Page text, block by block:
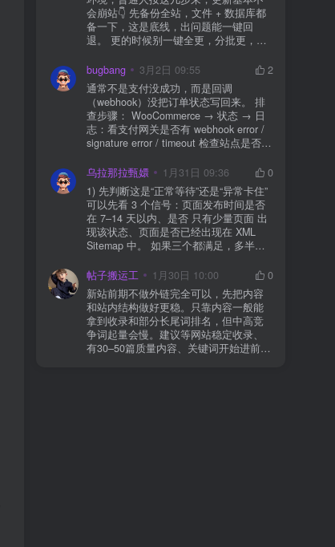
会崩站👇 先备份全站，文件 + 数据库都
备一下，这是底线，出问题能一键回
退。 更的时候别一键全更，分批更，先
立刻清缓存，去前台检查首页、文章
页、按钮、表单这些关键位置。 最好再
装个支持版本回滚的插件，万一崩了，
一秒切回旧版。 总结来说：先备份、分
批更、更完查、留退路，稳得很✅😎希望
能帮到你
bugbang 3月2日 09:55
2
通常不是支付没成功，而是回调
（webhook）没把订单状态写回来。 排
查步骤： WooCommerce → 状态 → 日
志：看支付网关是否有 webhook error /
signature error / timeout 检查站点是否被
全插件） 检查是否启用了“缓存结账页/接
口路径”（结账页和回调接口不应缓存）
看服务器错误日志是否有 500/致命错误
导致回调执行中断 解决方案： 放行 wp-
json、wc-api、支付网关回调 URL（按网
关文档配置） 关闭结账页的缓存与 JS
合并压缩测试一次 若使用 Cloudflare：
则
乌拉那拉甄嬛 1月31日 09:36
0
1) 先判断这是“正常等待”还是“异常卡住”
可以先看 3 个信号：页面发布时间是否
在 7–14 天以内、是否 只有少量页面 出
现该状态、页面是否已经出现在 XML
Sitemap 中。 如果三个都满足，多半属
手。 2) 什么情况下“等”是没用的？ 以下
情况基本不会靠时间自动解决：页面几
乎没有内链（孤立页）、内容与站内已
有页面高度相似、canonical 指向了别的
URL、同一主题短时间发布太多相似文
章。 这种情况下，Google 已经抓取，但
判断“当前不值得进入索引”。 3) 最有效
帖子搬运工 1月30日 10:00
0
新站前期不做外链完全可以，先把内容
和站内结构做好更稳。只靠内容一般能
拿到收录和部分长尾词排名，但中高竞
争词起量会慢。建议等网站稳定收录、
有30–50篇质量内容、关键词开始进前